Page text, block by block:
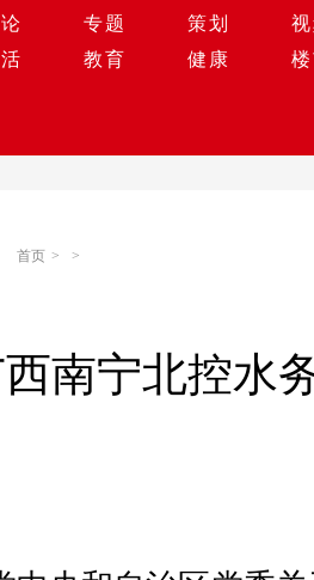
专题 策划
教育 健康
首页 > >
南宁北控水